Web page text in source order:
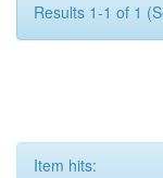
Results 1-1 of 1
Item hits: